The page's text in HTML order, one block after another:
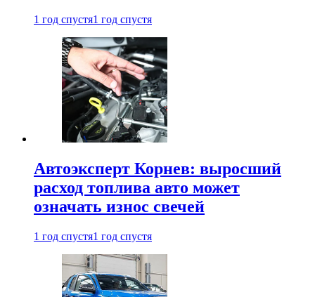
1 год спустя1 год спустя
Автоэксперт Корнев: выросший
расход топлива авто может
означать износ свечей
1 год спустя1 год спустя